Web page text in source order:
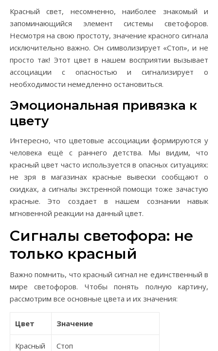
Красный свет, несомненно, наиболее знакомый и
запоминающийся элемент системы светофоров.
Несмотря на свою простоту, значение красного сигнала
исключительно важно. Он символизирует «Стоп», и не
просто так! Этот цвет в нашем восприятии вызывает
ассоциации с опасностью и сигнализирует о
необходимости немедленно остановиться.
Эмоциональная привязка к
цвету
Интересно, что цветовые ассоциации формируются у
человека ещё с раннего детства. Мы видим, что
красный цвет часто используется в опасных ситуациях:
не зря в магазинах красные вывески сообщают о
скидках, а сигналы экстренной помощи тоже зачастую
красные. Это создает в нашем сознании навык
мгновенной реакции на данный цвет.
Сигналы светофора: не
только красный
Важно помнить, что красный сигнал не единственный в
мире светофоров. Чтобы понять полную картину,
рассмотрим все основные цвета и их значения:
Цвет Значение
Красный Стоп